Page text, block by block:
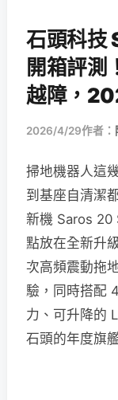
石頭科技
開箱評
越障，
2026/4/29作者：
掃地機器人這
到基座自清潔
新機 Saros 20
點放在全新升
次高頻震動拖
驗，同時搭配
力、可升降的
石頭的年度旗